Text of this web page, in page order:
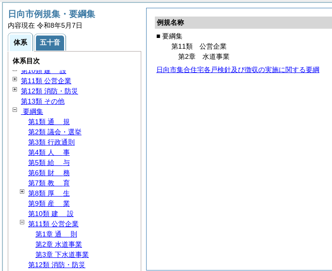
例規名称
■ 要綱集
第11類 公営企業
第2章 水道事業
日向市集合住宅各戸検針及び徴収の実施に関する要綱
日向市例規集・要綱集
内容現在 令和8年5月7日
体系 五十音
体系目次
第4類人事
第5類給与
第6類財 務
第7類教育
第8類厚生
第9類
第10類 建 設
第11類 公営企業
第12類 消防・防災
第13類 その他
要綱集
第1類 通 規
第2類 議会・選挙
第3類 行政通則
第4類 人 事
第5類 給 与
第6類 財 務
第7類 教 育
第8類 厚 生
第9類 産 業
第10類 建 設
第11類 公営企業
第1章 通 則
第2章 水道事業
第3章 下水道事業
第12類 消防・防災